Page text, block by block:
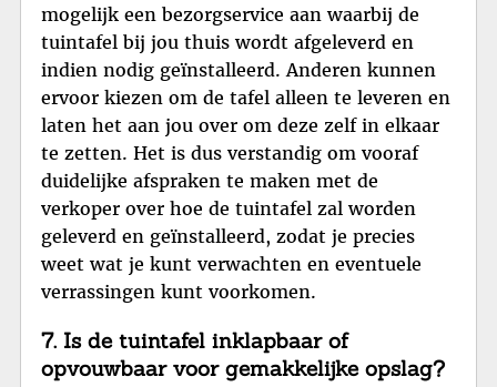
mogelijk een bezorgservice aan waarbij de
tuintafel bij jou thuis wordt afgeleverd en
indien nodig geïnstalleerd. Anderen kunnen
ervoor kiezen om de tafel alleen te leveren en
laten het aan jou over om deze zelf in elkaar
te zetten. Het is dus verstandig om vooraf
duidelijke afspraken te maken met de
verkoper over hoe de tuintafel zal worden
geleverd en geïnstalleerd, zodat je precies
weet wat je kunt verwachten en eventuele
verrassingen kunt voorkomen.
7. Is de tuintafel inklapbaar of
opvouwbaar voor gemakkelijke opslag?